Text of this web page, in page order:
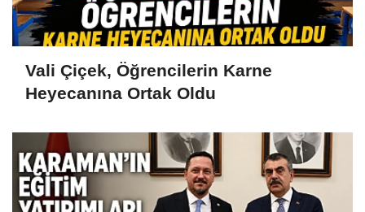
Vali Çiçek, Öğrencilerin Karne
Heyecanına Ortak Oldu